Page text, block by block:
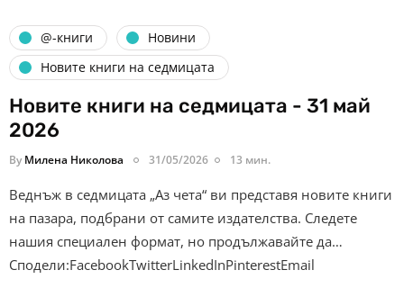
@-книги
Новини
Новите книги на седмицата
Новите книги на седмицата - 31 май
2026
By Милена Николова 31/05/2026 13 мин.
Веднъж в седмицата „Аз чета“ ви представя новите книги
на пазара, подбрани от самите издателства. Следете
нашия специален формат, но продължавайте да…
Сподели:FacebookTwitterLinkedInPinterestEmail